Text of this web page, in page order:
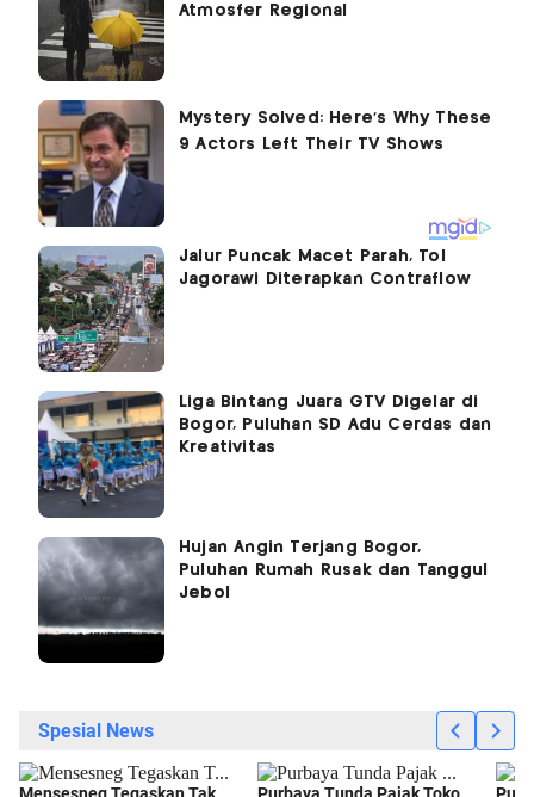
Atmosfer Regional
Jalur Puncak Macet Parah, Tol
Jagorawi Diterapkan Contraflow
Liga Bintang Juara GTV Digelar di
Bogor, Puluhan SD Adu Cerdas dan
Kreativitas
Hujan Angin Terjang Bogor,
Puluhan Rumah Rusak dan Tanggul
Jebol